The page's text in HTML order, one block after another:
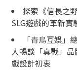
探索《信長之
SLG遊戲的革新實
「青鳥互娛」
人暢談「真戰」
戲設計初衷